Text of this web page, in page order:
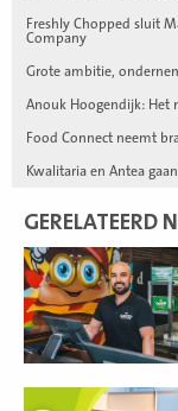
Freshly Chopped sluit
Company
Grote ambitie,
Anouk Hoogendijk: Het
Food Connect neemt
Kwalitaria en Antea
GERELATEERD
Lees
meer